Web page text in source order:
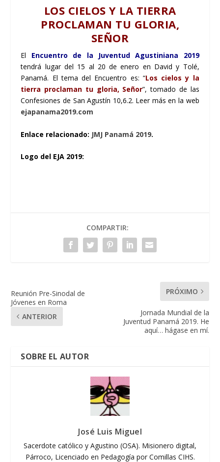
LOS CIELOS Y LA TIERRA
PROCLAMAN TU GLORIA,
SEÑOR
El
Encuentro de la Juventud Agustiniana 2019
tendrá lugar del 15 al 20 de enero en David y Tolé,
Panamá. El tema del Encuentro es: “Los cielos y la
tierra proclaman tu gloria, Señor”, tomado de las
Confesiones de San Agustín 10,6.2. Leer más en la web
ejapanama2019.com
Enlace relacionado: JMJ Panamá 2019.
Logo del EJA 2019:
COMPARTIR:
Reunión Pre-Sinodal de
Jóvenes en Roma
ANTERIOR
PRÓXIMO
Jornada Mundial de la
Juventud Panamá 2019. He
aquí… hágase en mí.
SOBRE EL AUTOR
José Luis Miguel
Sacerdote católico y Agustino (OSA). Misionero digital,
Párroco, Licenciado en Pedagogía por Comillas CIHS.